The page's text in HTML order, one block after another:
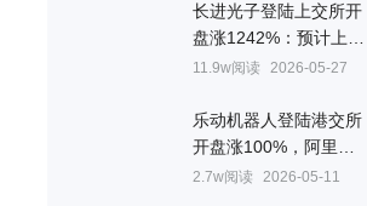
长进光子登陆上交所开
盘涨1242%：预计上半
年业绩增长，核心团队
11.9w阅读 2026-05-27
乐动机器人登陆港交所
开盘涨100%，阿里
CEO吴泳铭位列股东
2.7w阅读 2026-05-11